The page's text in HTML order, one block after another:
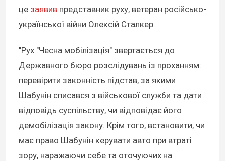
це заявив представник руху, ветеран російсько-
української війни Олексій Сталкер.
"Рух "Чесна мобілізація" звертається до
Державного бюро розслідувань із проханням:
перевірити законність підстав, за якими
Шабунін списався з військової служби та дати
відповідь суспільству, чи відповідає його
демобілізація закону. Крім того, встановити, чи
має право Шабунін керувати авто при втраті
зору, наражаючи себе та оточуючих на